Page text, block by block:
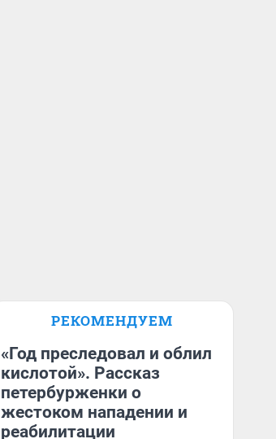
РЕКОМЕНДУЕМ
«Год преследовал и облил
кислотой». Рассказ
петербурженки о
жестоком нападении и
реабилитации